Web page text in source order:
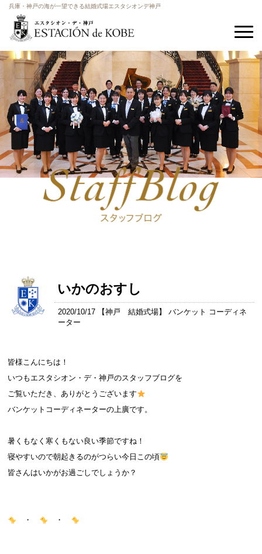
兵庫・神戸の海が一望できる結婚式場エスタシオンデ神戸
いかのおすし
2020/10/17 【神戸 結婚式場】 バンケット コーディネ
ーター
皆様こんにちは！
いつもエスタシオン・デ・神戸のスタッフブログを
ご覧いただき、ありがとうございます
バンケットコーディネーターの上廣です。
暑くもなく寒くもない良い季節ですね！
寝やすいので朝起きるのがつらい今日この頃
皆さんはいかがお過ごしでしょうか？
・ ・